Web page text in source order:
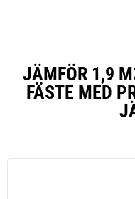
JÄMFÖR 1,9
FÄSTE MED